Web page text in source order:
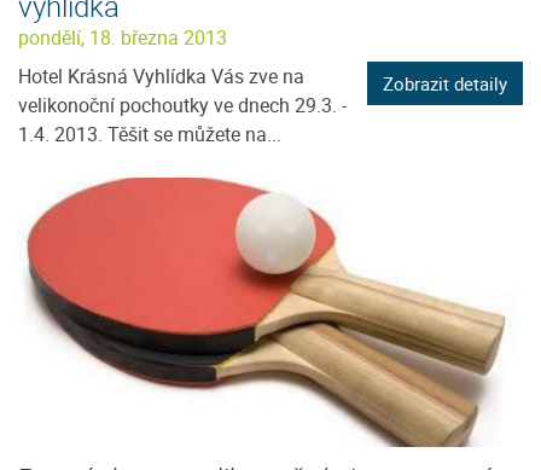
pondělí, 18. března 2013
Hotel Krásná Vyhlídka Vás zve na
velikonoční pochoutky ve dnech 29.3. -
1.4. 2013. Těšit se můžete na...
Zobrazit detaily